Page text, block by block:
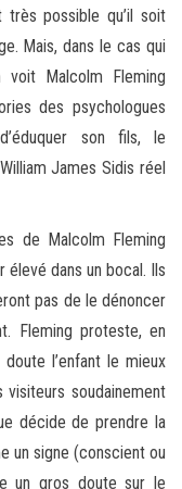
possible qu’il soit
Mais, dans le cas qui
voit Malcolm Fleming
des psychologues
son fils, le
James Sidis réel
de Malcolm Fleming
élevé dans un bocal. Ils
pas de le dénoncer
Fleming proteste, en
l’enfant le mieux
soudainement
décide de prendre la
un signe (conscient ou
un gros doute sur le